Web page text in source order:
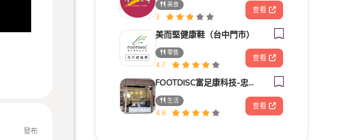
發布
美食
3
查看
美而堅健康鞋（台中門市）
零售
4.7
查看
FOOTDISC富足康科技-忠孝直營門市
生活
4.8
查看